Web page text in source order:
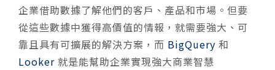
企業借助數據了解他們的客戶、產品和市場。但要
從這些數據中獲得高價值的情報，就需要強大、可
靠且具有可擴展的解決方案，而 BigQuery 和
Looker 就是能幫助企業實現強大商業智慧